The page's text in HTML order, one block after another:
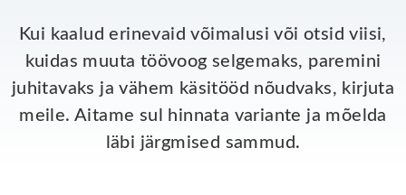
Kui kaalud erinevaid võimalusi või otsid viisi,
kuidas muuta töövoog selgemaks, paremini
juhitavaks ja vähem käsitööd nõudvaks, kirjuta
meile. Aitame sul hinnata variante ja mõelda
läbi järgmised sammud.